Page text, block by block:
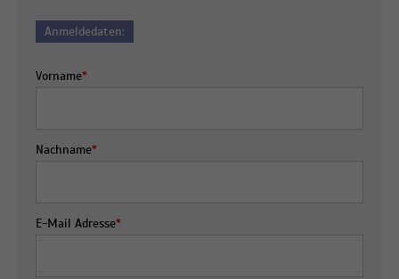
Anmeldedaten:
Vorname*
Nachname*
E-Mail Adresse*